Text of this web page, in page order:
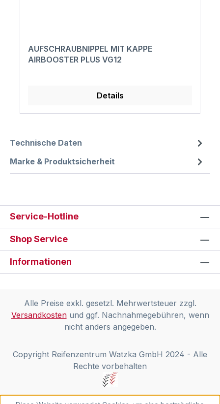
AUFSCHRAUBNIPPEL MIT KAPPE
AIRBOOSTER PLUS VG12
Details
Technische Daten
Marke & Produktsicherheit
Service-Hotline
Shop Service
Informationen
Alle Preise exkl. gesetzl. Mehrwertsteuer zzgl.
Versandkostenund ggf. Nachnahmegebühren, wenn
nicht anders angegeben.
Copyright Reifenzentrum Watzka GmbH 2024 - Alle
Rechte vorbehalten